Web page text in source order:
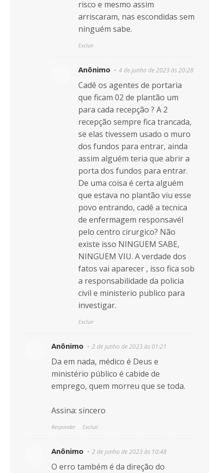
risco e mesmo assim
arriscaram, nas escondidas sem
ninguém sabe.
Excluir
Anônimo 4 de junho de 2023 às 20:28
Cadê os agentes de portaria
que ficam 02 de plantão um
para cada recepção ? A 2
recepção sempre fica trancada,
se elas tivessem usado o muro
dos fundos para entrar, ainda
assim alguém teria que abrir a
porta dos fundos para entrar.
De uma coisa é certa alguém
que estava no plantão viu esse
povo entrando, cadê a tecnica
de enfermagem responsavél
pelo centro cirurgico? Não
existe isso NINGUEM SABE,
NINGUEM VIU. A verdade dos
fatos vai aparecer , isso fica sob
a responsabilidade da policia
civil e ministerio publico para
investigar.
Excluir
Anônimo 2 de junho de 2023 às 01:21
Da em nada, médico é Deus e
ministério público é cabide de
emprego, quem morreu que se toda.
Assina: sincero
Responder Excluir
Anônimo 2 de junho de 2023 às 10:48
O erro também é da direção do